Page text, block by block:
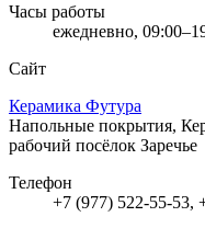
Часы работы
ежедневно,
Сайт
Керамика Футура
Напольные покрытия,
рабочий посёлок Заречье
Телефон
+7 (977) 522-55-53,